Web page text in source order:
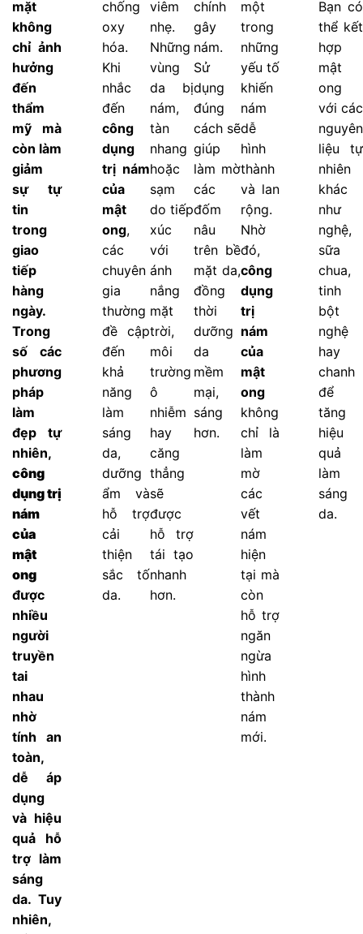
mặt
không
chỉ ảnh
hưởng
đến
thẩm
mỹ mà
còn làm
giảm
sự tự
tin
trong
giao
tiếp
hàng
ngày.
Trong
số các
phương
pháp
làm
đẹp tự
nhiên,
công
dụng trị
nám
của
mật
ong
được
nhiều
người
truyền
tai
nhau
nhờ
tính an
toàn,
dễ áp
dụng
và hiệu
quả hỗ
trợ làm
sáng
da. Tuy
nhiên,
chống
oxy
hóa.
Khi
nhắc
đến
công
dụng
trị nám
của
mật
ong,
các
chuyên
gia
thường
đề cập
đến
khả
năng
làm
sáng
da,
dưỡng
ẩm và
hỗ trợ
cải
thiện
sắc tố
da.
viêm
nhẹ.
Những
vùng
da bị
nám,
tàn
nhang
hoặc
sạm
do tiếp
xúc
với
ánh
nắng
mặt
trời,
môi
trường
ô
nhiễm
hay
căng
thẳng
sẽ
được
hỗ trợ
tái tạo
nhanh
hơn.
chính
gây
nám.
Sử
dụng
đúng
cách sẽ
giúp
làm mờ
các
đốm
nâu
trên bề
mặt da,
đồng
thời
dưỡng
da
mềm
mại,
sáng
hơn.
một
trong
những
yếu tố
khiến
nám
dễ
hình
thành
và lan
rộng.
Nhờ
đó,
công
dụng
trị
nám
của
mật
ong
không
chỉ là
làm
mờ
các
vết
nám
hiện
tại mà
còn
hỗ trợ
ngăn
ngừa
hình
thành
nám
mới.
Bạn có
thể kết
hợp
mật
ong
với các
nguyên
liệu tự
nhiên
khác
như
nghệ,
sữa
chua,
tinh
bột
nghệ
hay
chanh
để
tăng
hiệu
quả
làm
sáng
da.